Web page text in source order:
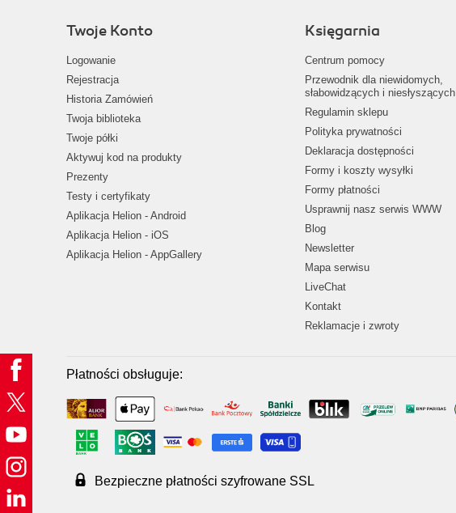
Twoje Konto
Logowanie
Rejestracja
Historia Zamówień
Twoja biblioteka
Twoje półki
Aktywuj kod na produkty
Prezenty
Testy i certyfikaty
Aplikacja Helion - Android
Aplikacja Helion - iOS
Aplikacja Helion - AppGallery
Księgarnia
Centrum pomocy
Przewodnik dla niewidomych,
słabowidzących i niesłyszących
Regulamin sklepu
Polityka prywatności
Deklaracja dostępności
Formy i koszty wysyłki
Formy płatności
Usprawnij nasz serwis WWW
Blog
Newsletter
Mapa serwisu
LiveChat
Kontakt
Reklamacje i zwroty
Płatności obsługuje:
Bezpieczne płatności szyfrowane SSL